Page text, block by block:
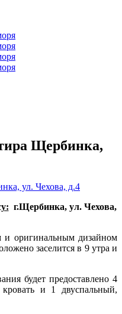
Щербинка,
г.Щербинка, ул. Чехова,
и оригинальным дизайном
заселится в 9 утра и
будет предоставлено 4
и 1 двуспальный,